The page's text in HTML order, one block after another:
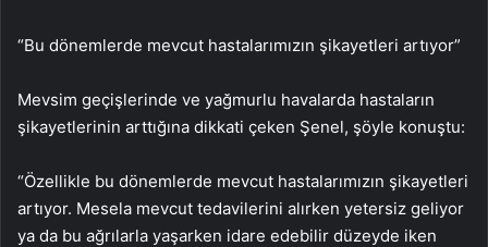
“Bu dönemlerde mevcut hastalarımızın şikayetleri artıyor”
Mevsim geçişlerinde ve yağmurlu havalarda hastaların
şikayetlerinin arttığına dikkati çeken Şenel, şöyle konuştu:
“Özellikle bu dönemlerde mevcut hastalarımızın şikayetleri
artıyor. Mesela mevcut tedavilerini alırken yetersiz geliyor
ya da bu ağrılarla yaşarken idare edebilir düzeyde iken